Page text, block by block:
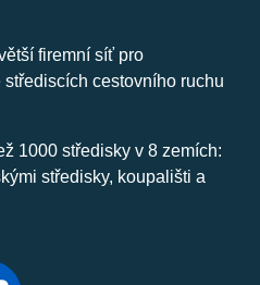
firemní síť pro
cestovního ruchu
1000 středisky v 8 zemích:
středisky, koupališti a